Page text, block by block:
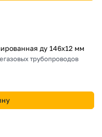
ду 146х12 мм
трубопроводов